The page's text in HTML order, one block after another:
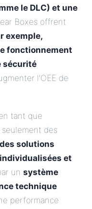
le DLC) et une
Boxes offrent
exemple,
fonctionnement
sécurité
l’OEE de
tant que
des
des solutions
et
un système
technique
performance